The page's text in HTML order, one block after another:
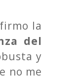
la
del
y
no me